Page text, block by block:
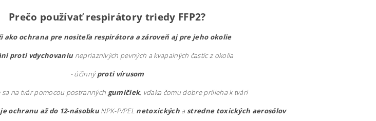
Prečo používať respirátory triedy FFP2?
ako ochrana pre nositeľa respirátora a zároveň aj pre jeho okolie
proti vdychovaniunepriaznivých pevných a kvapalných častíc z okolia
- účinnýproti vírusom
sa na tvár pomocou postranných gumičiek, vďaka čomu dobre prilieha k tvári
ochranu až do 12-násobkuNPK-P/PEL netoxických a stredne toxických aerosólov